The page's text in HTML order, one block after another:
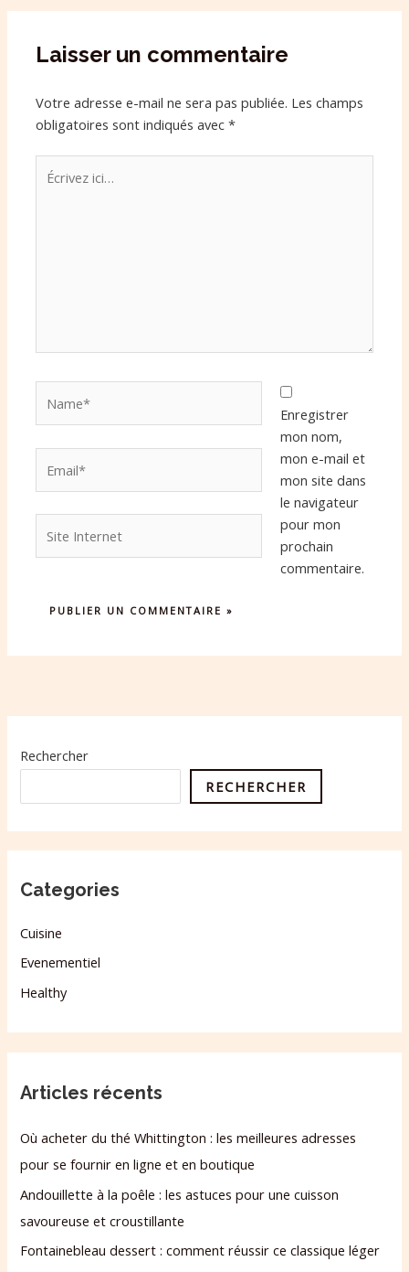
Laisser un commentaire
Votre adresse e-mail ne sera pas publiée. Les champs
obligatoires sont indiqués avec*
ici…
Internet
Enregistrer
mon nom,
mon e-mail et
mon site dans
le navigateur
pour mon
prochain
commentaire.
Rechercher
RECHERCHER
Categories
Cuisine
Evenementiel
Healthy
Articles récents
Où acheter du thé Whittington : les meilleures adresses
pour se fournir en ligne et en boutique
Andouillette à la poêle : les astuces pour une cuisson
savoureuse et croustillante
Fontainebleau dessert : comment réussir ce classique léger